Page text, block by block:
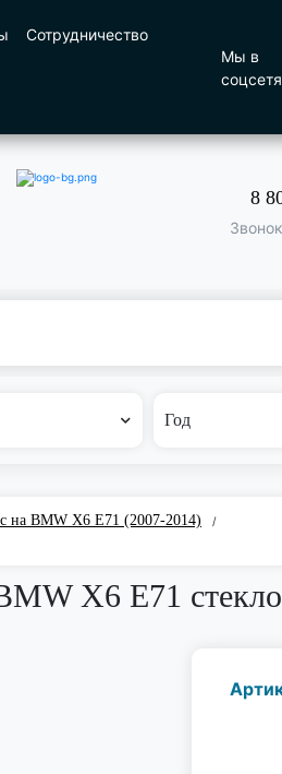
Сотрудничество
Мы в
8
Год
на BMW X6 E71 (2007-2014) /
X6 E71